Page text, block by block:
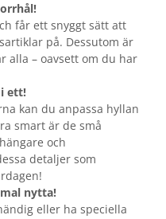
får ett snyggt sätt att
på. Dessutom är
alla – oavsett om du har
ett!
kan du anpassa hyllan
smart är de små
och
detaljer som
nytta!
eller ha speciella